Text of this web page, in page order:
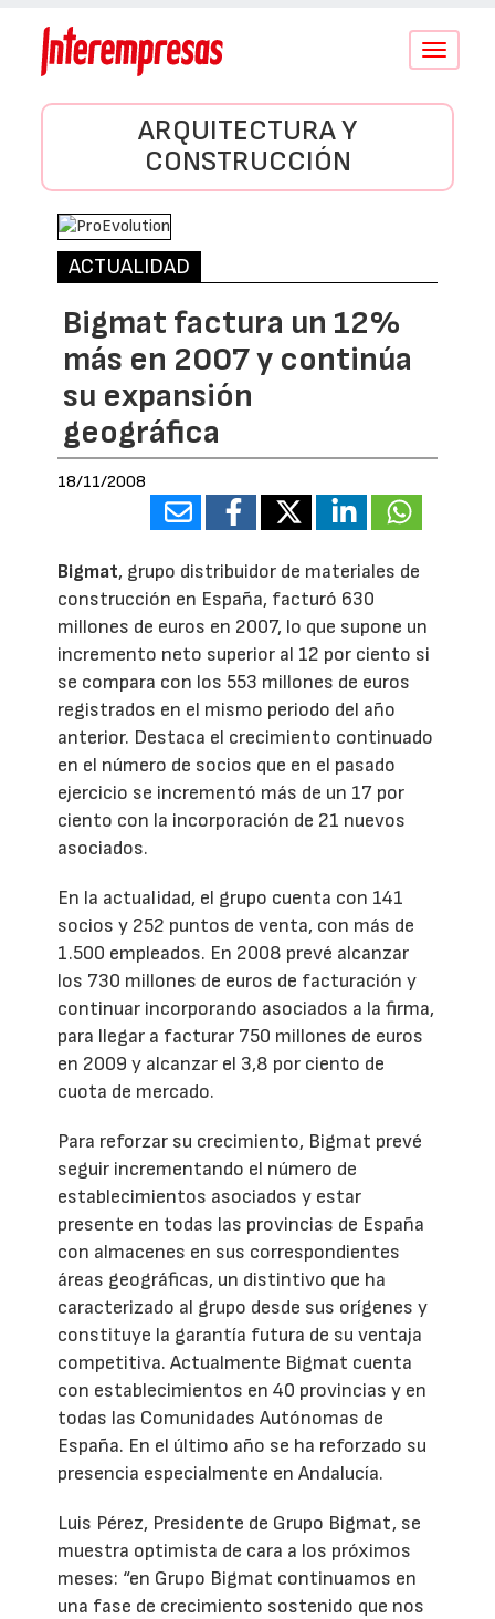
Conmutar
ARQUITECTURA Y
CONSTRUCCIÓN
ACTUALIDAD
Bigmat factura un 12%
más en 2007 y continúa
su expansión
geográfica
18/11/2008
Bigmat, grupo distribuidor de materiales de
construcción en España, facturó 630
millones de euros en 2007, lo que supone un
incremento neto superior al 12 por ciento si
se compara con los 553 millones de euros
registrados en el mismo periodo del año
anterior. Destaca el crecimiento continuado
en el número de socios que en el pasado
ejercicio se incrementó más de un 17 por
ciento con la incorporación de 21 nuevos
asociados.
En la actualidad, el grupo cuenta con 141
socios y 252 puntos de venta, con más de
1.500 empleados. En 2008 prevé alcanzar
los 730 millones de euros de facturación y
continuar incorporando asociados a la firma,
para llegar a facturar 750 millones de euros
en 2009 y alcanzar el 3,8 por ciento de
cuota de mercado.
Para reforzar su crecimiento, Bigmat prevé
seguir incrementando el número de
establecimientos asociados y estar
presente en todas las provincias de España
con almacenes en sus correspondientes
áreas geográficas, un distintivo que ha
caracterizado al grupo desde sus orígenes y
constituye la garantía futura de su ventaja
competitiva. Actualmente Bigmat cuenta
con establecimientos en 40 provincias y en
todas las Comunidades Autónomas de
España. En el último año se ha reforzado su
presencia especialmente en Andalucía.
Luis Pérez, Presidente de Grupo Bigmat, se
muestra optimista de cara a los próximos
meses: “en Grupo Bigmat continuamos en
una fase de crecimiento sostenido que nos